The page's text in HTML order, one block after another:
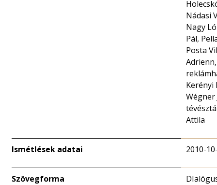
Nádasi
Nagy
Pál,
Posta
Kerényi
Wégner
Attila
Ismétlések adatai 2010-
Szövegforma